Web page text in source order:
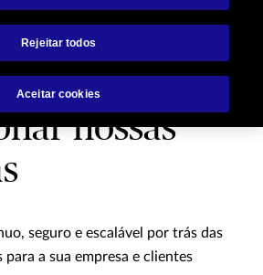
para
nossas
seguro e escalável por trás das
para a sua empresa e clientes
Rejeitar todos
Aceitar cookies